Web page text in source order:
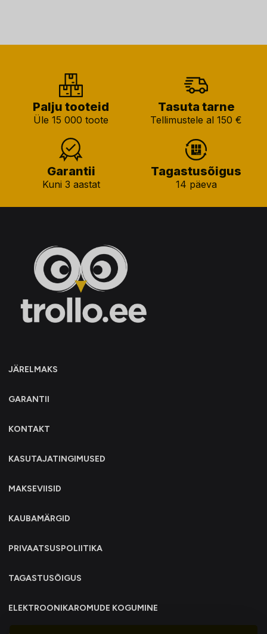
Palju tooteid
Üle 15 000 toote
Tasuta tarne
Tellimustele al 150 €
Garantii
Kuni 3 aastat
Tagastusõigus
14 päeva
JÄRELMAKS
GARANTII
KONTAKT
KASUTAJATINGIMUSED
MAKSEVIISID
KAUBAMÄRGID
PRIVAATSUSPOLIITIKA
TAGASTUSÕIGUS
ELEKTROONIKAROMUDE KOGUMINE